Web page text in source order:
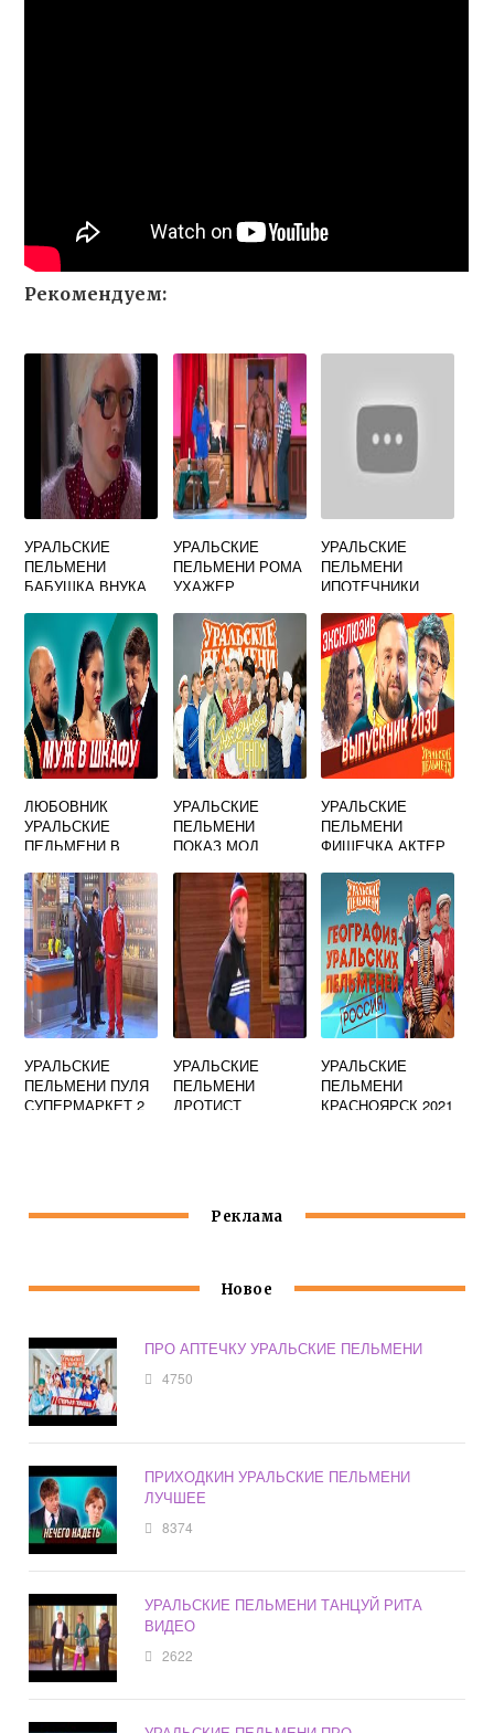
Рекомендуем:
УРАЛЬСКИЕ
ПЕЛЬМЕНИ
БАБУШКА ВНУКА
УРАЛЬСКИЕ
ПЕЛЬМЕНИ РОМА
УХАЖЕР
УРАЛЬСКИЕ
ПЕЛЬМЕНИ
ИПОТЕЧНИКИ
ЛЮБОВНИК
УРАЛЬСКИЕ
ПЕЛЬМЕНИ В
УРАЛЬСКИЕ
ПЕЛЬМЕНИ
ПОКАЗ МОД
УРАЛЬСКИЕ
ПЕЛЬМЕНИ
ФИШЕЧКА АКТЕР
УРАЛЬСКИЕ
ПЕЛЬМЕНИ ПУЛЯ
СУПЕРМАРКЕТ 2
УРАЛЬСКИЕ
ПЕЛЬМЕНИ
ДРОТИСТ
УРАЛЬСКИЕ
ПЕЛЬМЕНИ
КРАСНОЯРСК 2021
Реклама
Новое
ПРО АПТЕЧКУ УРАЛЬСКИЕ ПЕЛЬМЕНИ
4750
ПРИХОДКИН УРАЛЬСКИЕ ПЕЛЬМЕНИ
ЛУЧШЕЕ
8374
УРАЛЬСКИЕ ПЕЛЬМЕНИ ТАНЦУЙ РИТА
ВИДЕО
2622